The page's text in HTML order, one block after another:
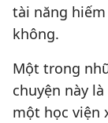
tài năng
không.
Một trong
chuyện này
một học viện